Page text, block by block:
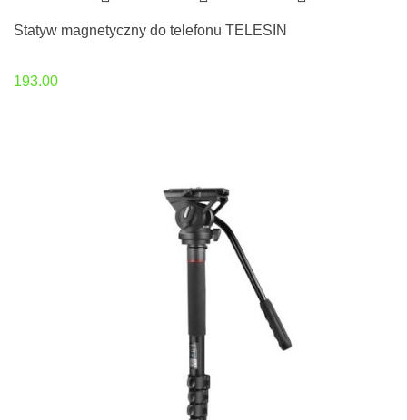
Statyw magnetyczny do telefonu TELESIN
193.00